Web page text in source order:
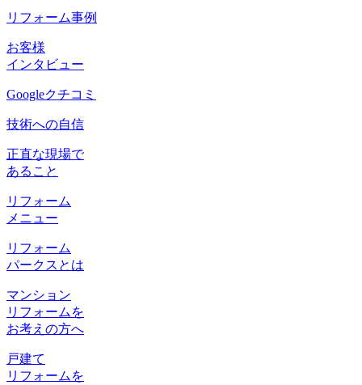
リフォーム事例
お客様
インタビュー
Googleクチコミ
技術への自信
正直な現場で
あること
リフォーム
メニュー
リフォーム
パークスとは
マンション
リフォームを
お考えの方へ
戸建て
リフォームを